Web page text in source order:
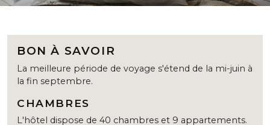
BON À SAVOIR
La meilleure période de voyage s'étend de la mi-juin à
la fin septembre.
CHAMBRES
L'hôtel dispose de 40 chambres et 9 appartements.